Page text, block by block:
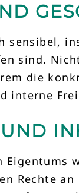
sensibel,
sind.
die
interne
Eigentums
Rechte